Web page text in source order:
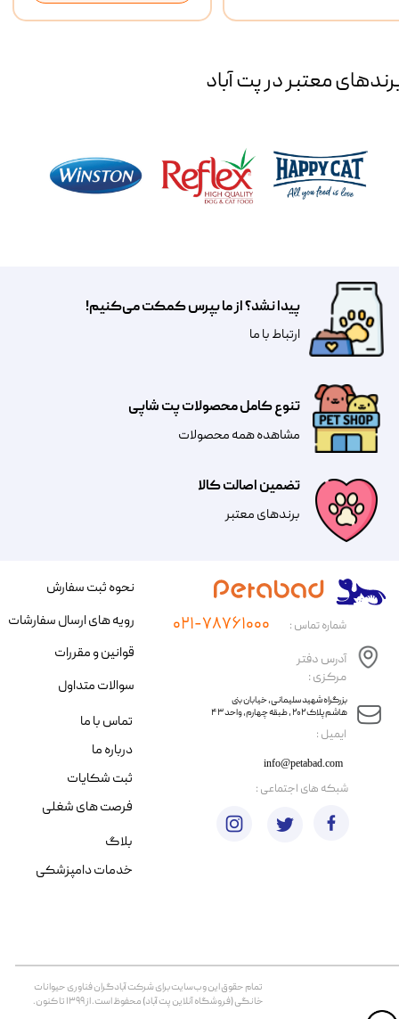
معتبر در پت آباد
تضمین اصالت کالا
​​برندهای معتبر​​​​​​​
تنوع کامل محصولات پت شاپی
مشاهده همه محصولات
پیدا نشد؟ از ما بپرس کمکت می‌کنیم!
​​​ارتباط با ما
​ایمیل :
آدرس دفتر
مرکزی :
info@petabad.com
​​بزرگراه شهید سلیمانی، خیابان بنی
هاشم پلاک ۲۰۲ ، طبقه چهارم، واحد ۴۳
شماره تماس : ۰۲۱-۷۸۷۶۱۰۰۰
تمام حقوق اين وب‌سايت برای شرکت آبادگران فناوری حیوانات
خانگی (فروشگاه آنلاین پت آباد) محفوظ است. از ۱۳۹۹ تا کنون.
نحوه ثبت سفارش
رویه های ارسال سفارشات
قوانین و مقررات
سوالات متداول
تماس با ما
درباره ما
ثبت شکایات
فرصت های شغلی
​شبکه های اجتماعی :
بلاگ
خدمات دامپزشکی